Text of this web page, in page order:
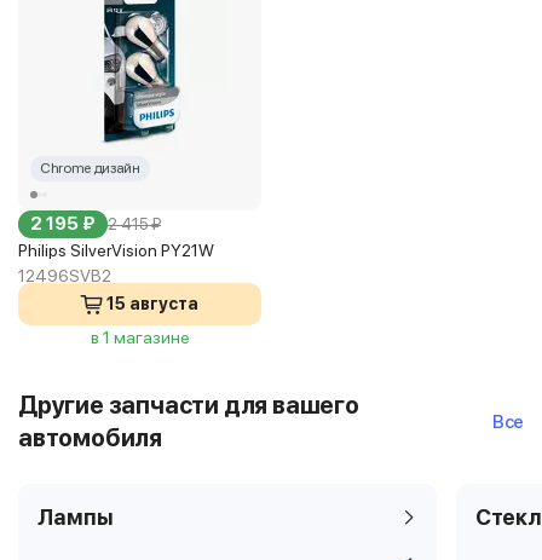
Chrome дизайн
2 195 ₽ 2 415 ₽
Philips SilverVision PY21W
12496SVB2
15 августа
в 1 магазине
Другие запчасти для вашего
автомобиля
Все
Лампы